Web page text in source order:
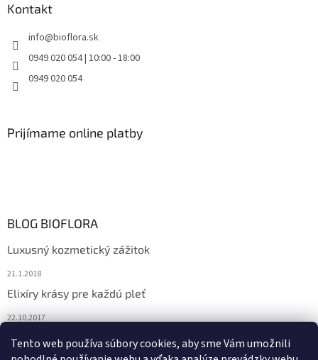
Tento web používa súbory cookies, aby sme Vám umožnili
Kontakt
info@bioflora.sk
0949 020 054 | 10:00 - 18:00
0949 020 054
Prijímame online platby
BLOG BIOFLORA
Luxusný kozmetický zážitok
21.1.2018
Elixíry krásy pre každú pleť
22.10.2017
Spoznajte prírodnú kozmetiku Sante